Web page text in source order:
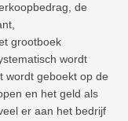
de
grootboek
wordt
wordt geboekt op de
en het geld als
er aan het bedrijf